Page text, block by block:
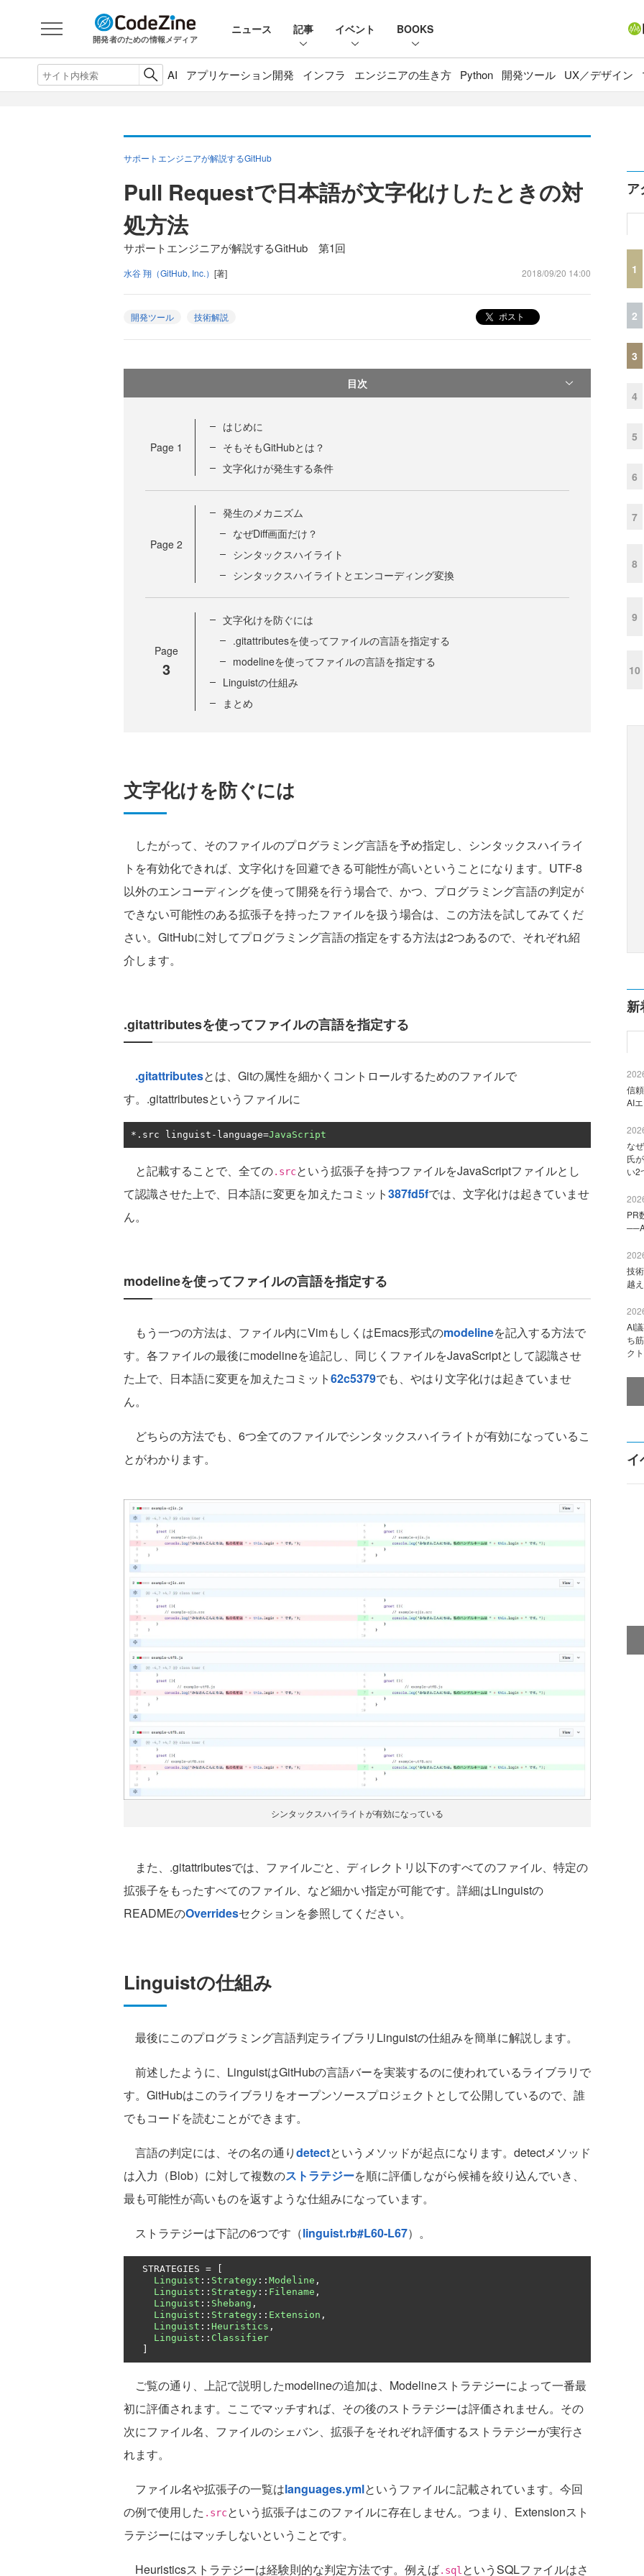
開発者のための情報メディア
ニュース 記事 イベント BOOKS
AI アプリケーション開発 インフラ エンジニアの生き方 Python 開発ツール UX／デザイン
サポートエンジニアが解説するGitHub
Pull Requestで日本語が文字化けしたときの対
処方法
サポートエンジニアが解説するGitHub 第1回
水谷 翔（GitHub, Inc.） [著] 2018/09/20 14:00
開発ツール 技術解説 ポスト
目次
Page 1
はじめに
そもそもGitHubとは？
文字化けが発生する条件
Page 2
発生のメカニズム
なぜDiff画面だけ？
シンタックスハイライト
シンタックスハイライトとエンコーディング変換
Page
3
文字化けを防ぐには
.gitattributesを使ってファイルの言語を指定する
modelineを使ってファイルの言語を指定する
Linguistの仕組み
まとめ
文字化けを防ぐには
したがって、そのファイルのプログラミング言語を予め指定し、シンタックスハイライ
トを有効化できれば、文字化けを回避できる可能性が高いということになります。UTF-8
以外のエンコーディングを使って開発を行う場合で、かつ、プログラミング言語の判定が
できない可能性のある拡張子を持ったファイルを扱う場合は、この方法を試してみてくだ
さい。GitHubに対してプログラミング言語の指定をする方法は2つあるので、それぞれ紹
介します。
.gitattributesを使ってファイルの言語を指定する
.gitattributesとは、Gitの属性を細かくコントロールするためのファイルで
す。.gitattributesというファイルに
*. src linguist - language=JavaScript
と記載することで、全ての.srcという拡張子を持つファイルをJavaScriptファイルとし
て認識させた上で、日本語に変更を加えたコミット387fd5fでは、文字化けは起きていませ
ん。
modelineを使ってファイルの言語を指定する
もう一つの方法は、ファイル内にVimもしくはEmacs形式のmodelineを記入する方法で
す。各ファイルの最後にmodelineを追記し、同じくファイルをJavaScriptとして認識させ
た上で、日本語に変更を加えたコミット62c5379でも、やはり文字化けは起きていませ
ん。
どちらの方法でも、6つ全てのファイルでシンタックスハイライトが有効になっているこ
とがわかります。
シンタックスハイライトが有効になっている
また、.gitattributesでは、ファイルごと、ディレクトリ以下のすべてのファイル、特定の
拡張子をもったすべてのファイル、など細かい指定が可能です。詳細はLinguistの
READMEのOverridesセクションを参照してください。
Linguistの仕組み
最後にこのプログラミング言語判定ライブラリLinguistの仕組みを簡単に解説します。
前述したように、LinguistはGitHubの言語バーを実装するのに使われているライブラリで
す。GitHubはこのライブラリをオープンソースプロジェクトとして公開しているので、誰
でもコードを読むことができます。
言語の判定には、その名の通りdetectというメソッドが起点になります。detectメソッド
は入力（Blob）に対して複数のストラテジーを順に評価しながら候補を絞り込んでいき、
最も可能性が高いものを返すような仕組みになっています。
ストラテジーは下記の6つです（linguist.rb#L60-L67）。
  STRATEGIES
=
[
Linguist :: Strategy :: Modeline ,
Linguist :: Strategy :: Filename ,
Linguist :: Shebang ,
Linguist :: Strategy :: Extension ,
Linguist :: Heuristics ,
Linguist :: Classifier
]
ご覧の通り、上記で説明したmodelineの追加は、Modelineストラテジーによって一番最
初に評価されます。ここでマッチすれば、その後のストラテジーは評価されません。その
次にファイル名、ファイルのシェバン、拡張子をそれぞれ評価するストラテジーが実行さ
れます。
ファイル名や拡張子の一覧はlanguages.ymlというファイルに記載されています。今回
の例で使用した .srcという拡張子はこのファイルに存在しません。つまり、Extensionスト
ラテジーにはマッチしないということです。
Heuristicsストラテジーは経験則的な判定方法です。例えば.sql というSQLファイルはさ
ア
1
2
3
4
5
6
7
8
9
10
新
信
AI
な
氏
い2
PR
技
越
AI
ち
ク
イ